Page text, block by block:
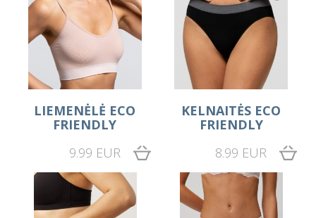
LIEMENĖLĖ ECO
FRIENDLY
9.99 EUR
KELNAITĖS ECO
FRIENDLY
8.99 EUR